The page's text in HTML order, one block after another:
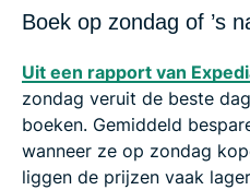
Boek op zondag of ’s
Uit een rapport van
zondag veruit de beste
boeken. Gemiddeld
wanneer ze op zondag
liggen de prijzen vaak